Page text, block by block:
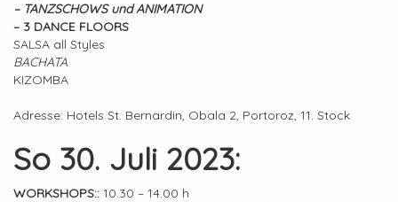
– TANZSCHOWS und ANIMATION
– 3 DANCE FLOORS
SALSA all Styles
BACHATA
KIZOMBA
Adresse: Hotels St. Bernardin, Obala 2, Portoroz, 11. Stock
So 30. Juli 2023:
WORKSHOPS:: 10.30 – 14.00 h